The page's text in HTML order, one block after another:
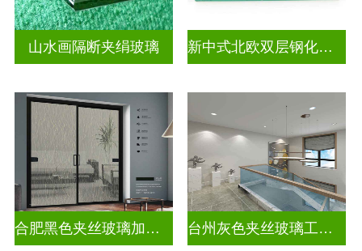
山水画隔断夹绢玻璃 新中式北欧双层钢化夹胶
合肥黑色夹丝玻璃加工厂 台州灰色夹丝玻璃工厂招聘